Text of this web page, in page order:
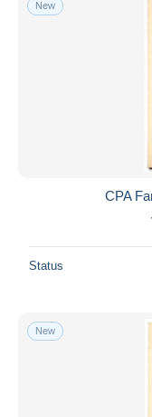
Free shipping
Bank
iDeal
New
CPA
Status
New